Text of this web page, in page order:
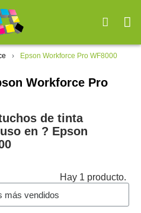
Epson Workforce Pro WF8000
Workforce Pro
de tinta
en ?️ Epson
Hay 1 producto.